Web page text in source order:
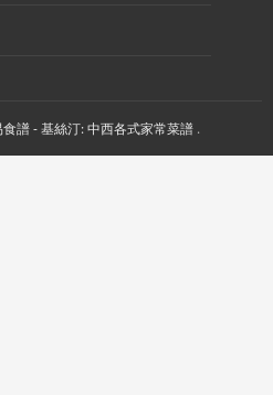
譜 - 基絲汀: 中西各式家常菜譜 .